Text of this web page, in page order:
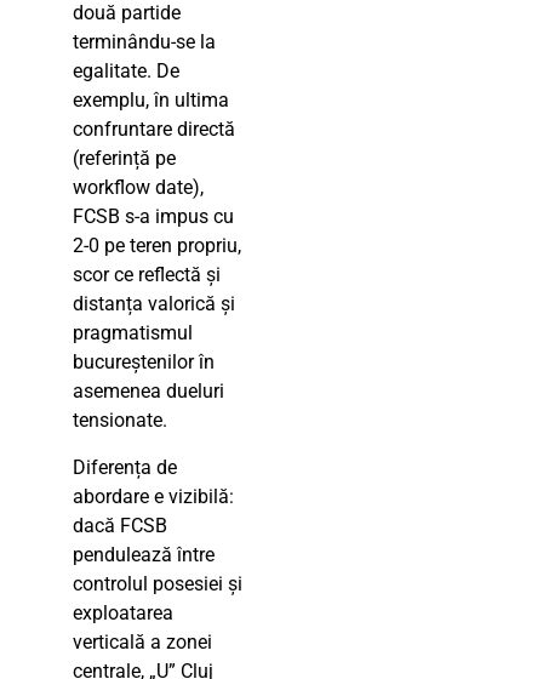
două partide
terminându-se la
egalitate. De
exemplu, în ultima
confruntare directă
(referință pe
workflow date),
FCSB s-a impus cu
2-0 pe teren propriu,
scor ce reflectă și
distanța valorică și
pragmatismul
bucureștenilor în
asemenea dueluri
tensionate.
Diferența de
abordare e vizibilă:
dacă FCSB
pendulează între
controlul posesiei și
exploatarea
verticală a zonei
centrale, „U” Cluj